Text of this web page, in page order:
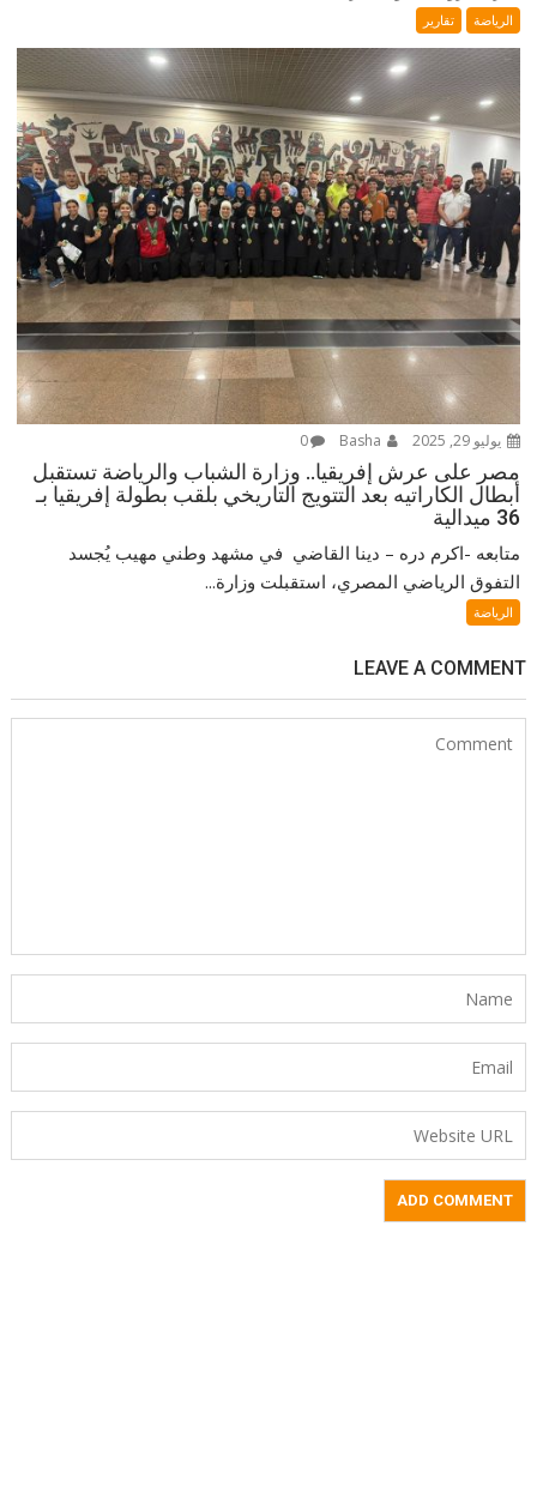
الرياضة تقارير
يوليو 29, 2025 0
مصر على عرش إفريقيا.. وزارة الشباب والرياضة تستقبل
أبطال الكاراتيه بعد التتويج التاريخي بلقب بطولة إفريقيا بـ
36 ميدالية
متابعه -اكرم دره – دينا القاضي في مشهد وطني مهيب يُجسد
التفوق الرياضي المصري، استقبلت وزارة...
الرياضة
LEAVE A COMMENT